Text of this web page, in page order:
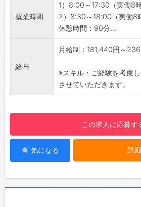
・未経験歓迎！
・社員用無料駐車場完備
・業務経験のある方はそ
ます♪
・お客様との接客を通じ
ツの良さや美味しさを体
ら覚えていただきます
【働き方に関して】
・立ち仕事がメインにな
・休憩室あり
【変更の範囲】
就業時間
1）8:00～17:30（実働8時
2）8:30～18:00（実働8
休憩時間：90分...
給与
月給制：181,440円～
※スキル・ご経験を考慮
させていただきます。
この求人に応募す
気になる 詳